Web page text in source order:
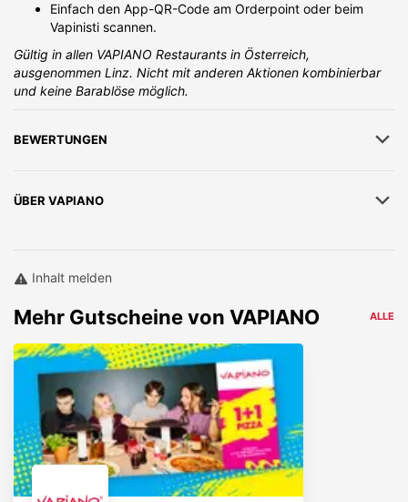
Einfach den App-QR-Code am Orderpoint oder beim
Vapinisti scannen.
Gültig in allen VAPIANO Restaurants in Österreich,
ausgenommen Linz. Nicht mit anderen Aktionen kombinierbar
und keine Barablöse möglich.
BEWERTUNGEN
ÜBER VAPIANO
Inhalt melden
Mehr Gutscheine von VAPIANO ALLE